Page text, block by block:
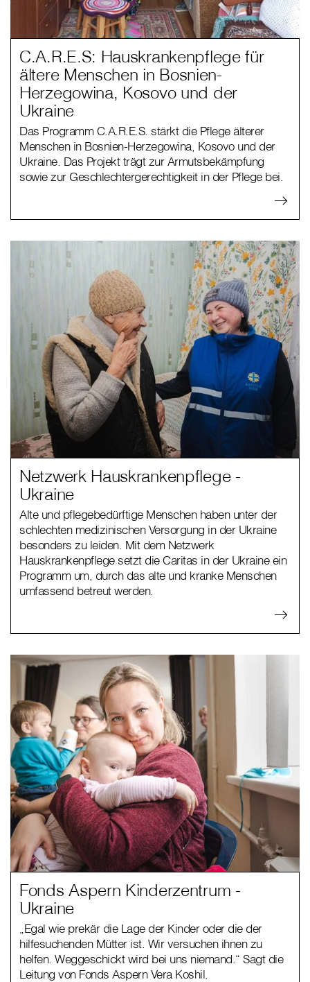
C.A.R.E.S: Hauskrankenpflege für
ältere Menschen in Bosnien-
Herzegowina, Kosovo und der
Ukraine
Das Programm C.A.R.E.S. stärkt die Pflege älterer
Menschen in Bosnien-Herzegowina, Kosovo und der
Ukraine. Das Projekt trägt zur Armutsbekämpfung
sowie zur Geschlechtergerechtigkeit in der Pflege bei.
Netzwerk Hauskrankenpflege -
Ukraine
Alte und pflegebedürftige Menschen haben unter der
schlechten medizinischen Versorgung in der Ukraine
besonders zu leiden. Mit dem Netzwerk
Hauskrankenpflege setzt die Caritas in der Ukraine ein
Programm um, durch das alte und kranke Menschen
umfassend betreut werden.
Fonds Aspern Kinderzentrum -
Ukraine
„Egal wie prekär die Lage der Kinder oder die der
hilfesuchenden Mütter ist. Wir versuchen ihnen zu
helfen. Weggeschickt wird bei uns niemand.“ Sagt die
Leitung von Fonds Aspern Vera Koshil.